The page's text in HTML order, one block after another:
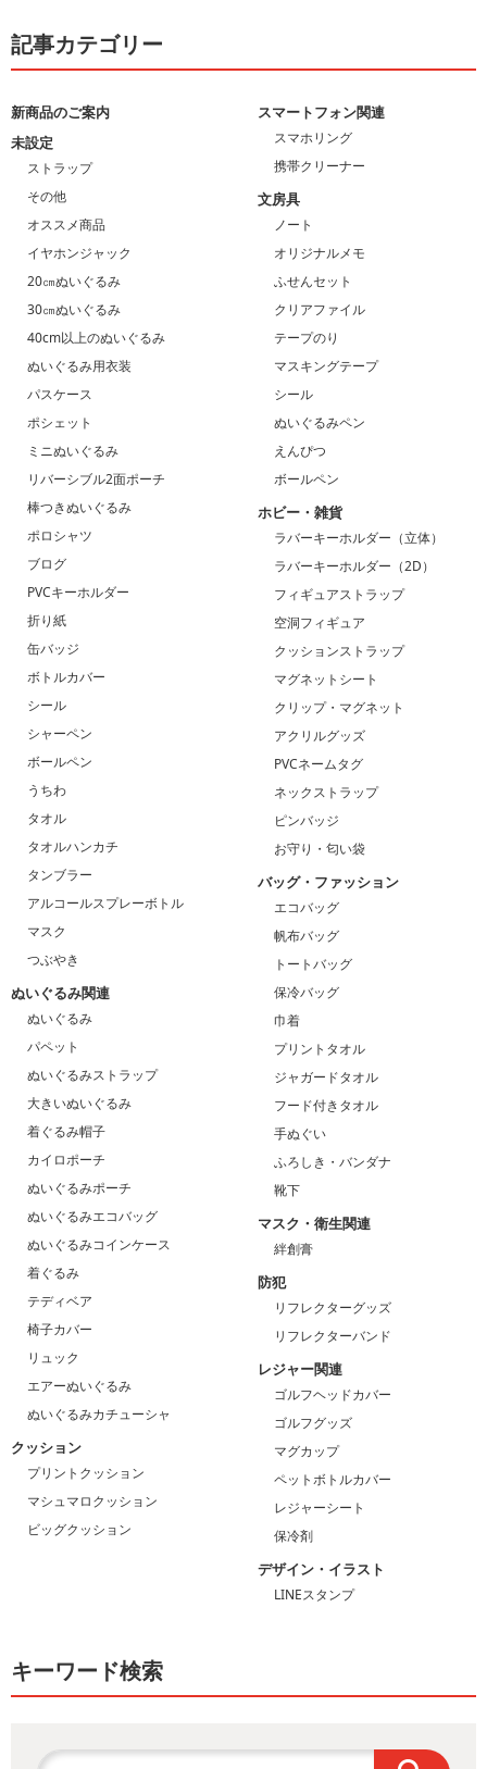
記事カテゴリー
新商品のご案内
未設定
ストラップ
その他
オススメ商品
イヤホンジャック
20㎝ぬいぐるみ
30㎝ぬいぐるみ
40cm以上のぬいぐるみ
ぬいぐるみ用衣装
パスケース
ポシェット
ミニぬいぐるみ
リバーシブル2面ポーチ
棒つきぬいぐるみ
ポロシャツ
ブログ
PVCキーホルダー
折り紙
缶バッジ
ボトルカバー
シール
シャーペン
ボールペン
うちわ
タオル
タオルハンカチ
タンブラー
アルコールスプレーボトル
マスク
つぶやき
ぬいぐるみ関連
ぬいぐるみ
パペット
ぬいぐるみストラップ
大きいぬいぐるみ
着ぐるみ帽子
カイロポーチ
ぬいぐるみポーチ
ぬいぐるみエコバッグ
ぬいぐるみコインケース
着ぐるみ
テディベア
椅子カバー
リュック
エアーぬいぐるみ
ぬいぐるみカチューシャ
クッション
プリントクッション
マシュマロクッション
ビッグクッション
スマートフォン関連
スマホリング
携帯クリーナー
文房具
ノート
オリジナルメモ
ふせんセット
クリアファイル
テープのり
マスキングテープ
シール
ぬいぐるみペン
えんぴつ
ボールペン
ホビー・雑貨
ラバーキーホルダー（立体）
ラバーキーホルダー（2D）
フィギュアストラップ
空洞フィギュア
クッションストラップ
マグネットシート
クリップ・マグネット
アクリルグッズ
PVCネームタグ
ネックストラップ
ピンバッジ
お守り・匂い袋
バッグ・ファッション
エコバッグ
帆布バッグ
トートバッグ
保冷バッグ
巾着
プリントタオル
ジャガードタオル
フード付きタオル
手ぬぐい
ふろしき・バンダナ
靴下
マスク・衛生関連
絆創膏
防犯
リフレクターグッズ
リフレクターバンド
レジャー関連
ゴルフヘッドカバー
ゴルフグッズ
マグカップ
ペットボトルカバー
レジャーシート
保冷剤
デザイン・イラスト
LINEスタンプ
キーワード検索